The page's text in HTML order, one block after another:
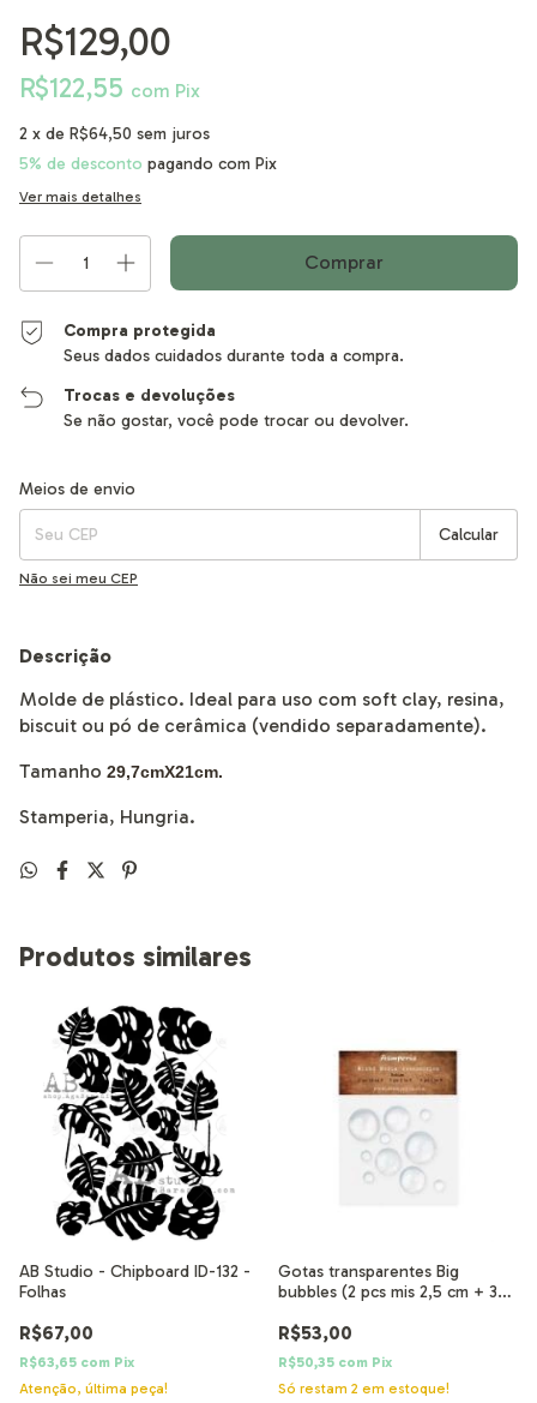
R$129,00
R$122,55 com Pix
2 x de R$64,50 sem juros
5% de desconto pagando com Pix
Ver mais detalhes
Compra protegida
Seus dados cuidados durante toda a compra.
Trocas e devoluções
Se não gostar, você pode trocar ou devolver.
Entregas para o CEP:
Meios de envio
Calcular
Não sei meu CEP
Descrição
Molde de plástico. Ideal para uso com soft clay, resina,
biscuit ou pó de cerâmica (vendido separadamente).
Tamanho 29,7cmX21cm.
Stamperia, Hungria.
Produtos similares
AB Studio - Chipboard ID-132 -
Folhas
R$67,00
R$63,65 com Pix
Atenção, última peça!
Gotas transparentes Big
bubbles (2 pcs mis 2,5 cm + 3
R$53,00
R$50,35 com Pix
Só restam 2 em estoque!